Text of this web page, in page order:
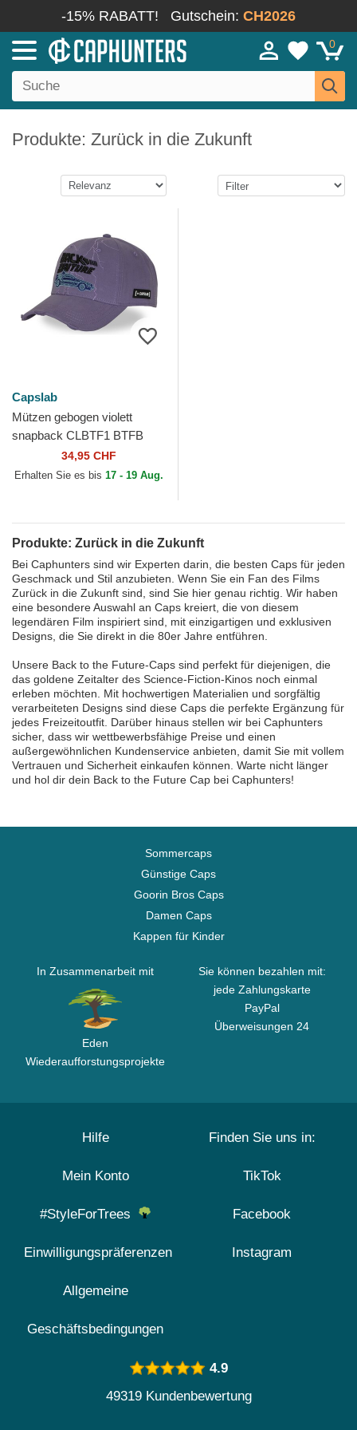
-15% RABATT! Gutschein: CH2026
0
Produkte: Zurück in die Zukunft
Capslab
Mützen gebogen violett
snapback CLBTF1 BTFB
DMC DeLorean Zurück in die
Zukunft von Capslab
34,95 CHF
Erhalten Sie es bis 17 - 19 Aug.
Produkte: Zurück in die Zukunft
Bei Caphunters sind wir Experten darin, die besten Caps für jeden
Geschmack und Stil anzubieten. Wenn Sie ein Fan des Films
Zurück in die Zukunft sind, sind Sie hier genau richtig. Wir haben
eine besondere Auswahl an Caps kreiert, die von diesem
legendären Film inspiriert sind, mit einzigartigen und exklusiven
Designs, die Sie direkt in die 80er Jahre entführen.
Unsere Back to the Future-Caps sind perfekt für diejenigen, die
das goldene Zeitalter des Science-Fiction-Kinos noch einmal
erleben möchten. Mit hochwertigen Materialien und sorgfältig
verarbeiteten Designs sind diese Caps die perfekte Ergänzung für
jedes Freizeitoutfit. Darüber hinaus stellen wir bei Caphunters
sicher, dass wir wettbewerbsfähige Preise und einen
außergewöhnlichen Kundenservice anbieten, damit Sie mit vollem
Vertrauen und Sicherheit einkaufen können. Warte nicht länger
und hol dir dein Back to the Future Cap bei Caphunters!
Sommercaps
Günstige Caps
Goorin Bros Caps
Damen Caps
Kappen für Kinder
In Zusammenarbeit mit
Eden
Wiederaufforstungsprojekte
Sie können bezahlen mit:
jede Zahlungskarte
PayPal
Überweisungen 24
Hilfe
Mein Konto
#StyleForTrees
Einwilligungspräferenzen
Allgemeine
Geschäftsbedingungen
Finden Sie uns in:
TikTok
Facebook
Instagram
4.9
49319 Kundenbewertung